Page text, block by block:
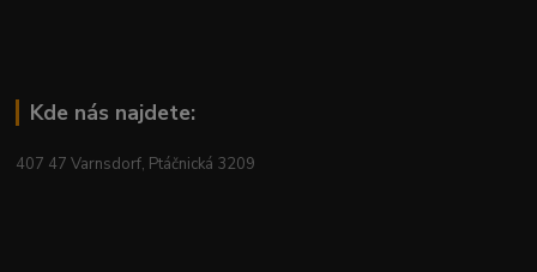
Kde nás najdete:
407 47 Varnsdorf, Ptáčnická 3209